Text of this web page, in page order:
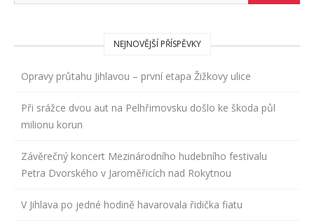
NEJNOVĚJŠÍ PŘÍSPĚVKY
Opravy průtahu Jihlavou – první etapa Žižkovy ulice
Při srážce dvou aut na Pelhřimovsku došlo ke škoda půl
milionu korun
Závěrečný koncert Mezinárodního hudebního festivalu
Petra Dvorského v Jaroměřicích nad Rokytnou
V Jihlava po jedné hodině havarovala řidička fiatu